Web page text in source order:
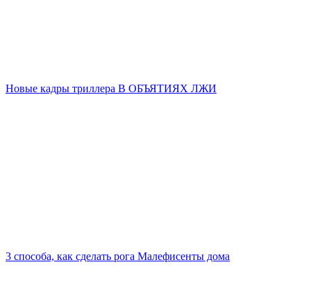
Новые кадры триллера В ОБЪЯТИЯХ ЛЖИ
3 способа, как сделать рога Малефисенты дома